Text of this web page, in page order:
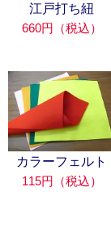
江戸打ち紐
660円（税込）
カラーフェルト
115円（税込）